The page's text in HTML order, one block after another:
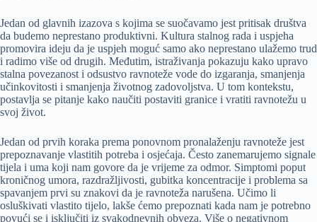
Jedan od glavnih izazova s kojima se suočavamo jest pritisak društva
da budemo neprestano produktivni. Kultura stalnog rada i uspjeha
promovira ideju da je uspjeh moguć samo ako neprestano ulažemo trud
i radimo više od drugih. Međutim, istraživanja pokazuju kako upravo
stalna povezanost i odsustvo ravnoteže vode do izgaranja, smanjenja
učinkovitosti i smanjenja životnog zadovoljstva. U tom kontekstu,
postavlja se pitanje kako naučiti postaviti granice i vratiti ravnotežu u
svoj život.
Jedan od prvih koraka prema ponovnom pronalaženju ravnoteže jest
prepoznavanje vlastitih potreba i osjećaja. Često zanemarujemo signale
tijela i uma koji nam govore da je vrijeme za odmor. Simptomi poput
kroničnog umora, razdražljivosti, gubitka koncentracije i problema sa
spavanjem prvi su znakovi da je ravnoteža narušena. Učimo li
osluškivati vlastito tijelo, lakše ćemo prepoznati kada nam je potrebno
povući se i isključiti iz svakodnevnih obveza. Više o negativnom